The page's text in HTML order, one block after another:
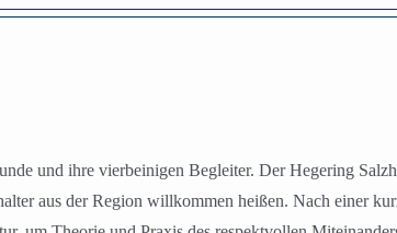
und ihre vierbeinigen Begleiter. Der Hegering
aus der Region willkommen heißen. Nach einer